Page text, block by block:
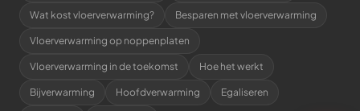
Wat kost vloerverwarming? Besparen met vloerverwarming
Vloerverwarming op noppenplaten
Vloerverwarming in de toekomst Hoe het werkt
Bijverwarming Hoofdverwarming Egaliseren